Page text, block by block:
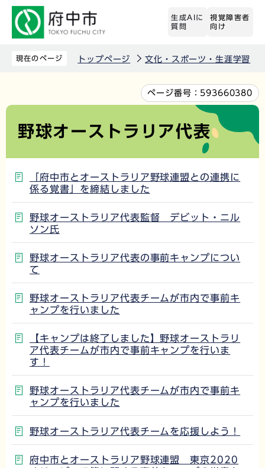
先
す
生成AIに
質問
視覚障害者
向け
現在のページ トップページ 文化・スポーツ・生涯学習
文
か
ページ番号： 593660380
野球オーストラリア代表
「府中市とオーストラリア野球連盟との連携に
係る覚書」を締結しました
野球オーストラリア代表監督 デビット・ニル
ソン氏
野球オーストラリア代表の事前キャンプについ
て
野球オーストラリア代表チームが市内で事前キ
ャンプを行いました
【キャンプは終了しました】野球オーストラリ
ア代表チームが市内で事前キャンプを行いま
す！
野球オーストラリア代表チームが市内で事前キ
ャンプを行いました
野球オーストラリア代表チームを応援しよう！
府中市とオーストラリア野球連盟 東京2020